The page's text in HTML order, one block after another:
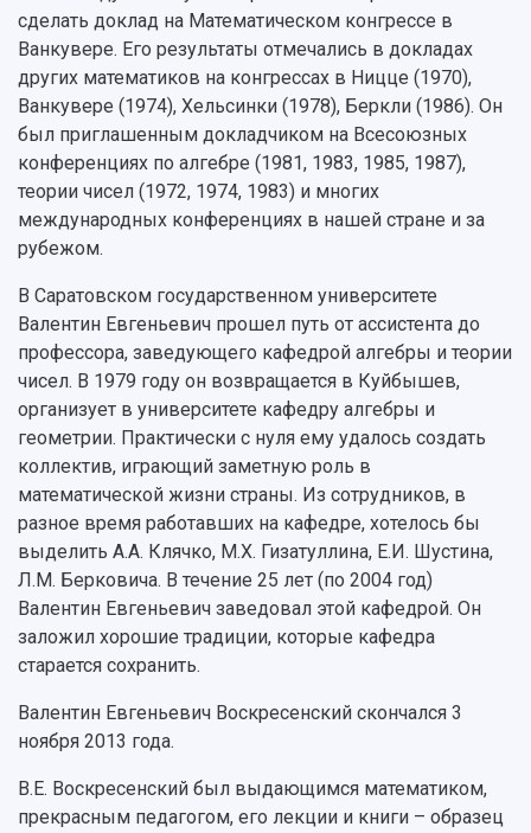
сделать доклад на Математическом конгрессе в
Ванкувере. Его результаты отмечались в докладах
других математиков на конгрессах в Ницце (1970),
Ванкувере (1974), Хельсинки (1978), Беркли (1986). Он
был приглашенным докладчиком на Всесоюзных
конференциях по алгебре (1981, 1983, 1985, 1987),
теории чисел (1972, 1974, 1983) и многих
международных конференциях в нашей стране и за
рубежом.
В Саратовском государственном университете
Валентин Евгеньевич прошел путь от ассистента до
профессора, заведующего кафедрой алгебры и теории
чисел. В 1979 году он возвращается в Куйбышев,
организует в университете кафедру алгебры и
геометрии. Практически с нуля ему удалось создать
коллектив, играющий заметную роль в
математической жизни страны. Из сотрудников, в
разное время работавших на кафедре, хотелось бы
выделить А.А. Клячко, М.Х. Гизатуллина, Е.И. Шустина,
Л.М. Берковича. В течение 25 лет (по 2004 год)
Валентин Евгеньевич заведовал этой кафедрой. Он
заложил хорошие традиции, которые кафедра
старается сохранить.
Валентин Евгеньевич Воскресенский скончался 3
ноября 2013 года.
В.Е. Воскресенский был выдающимся математиком,
прекрасным педагогом, его лекции и книги – образец